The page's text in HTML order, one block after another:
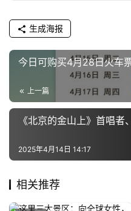
消
费
生
活
技
财
经
育
生成海报
今日可购买4月28日火车
上一篇
《北京的金山上》首唱
2025年4月14日 14:17
相关推荐